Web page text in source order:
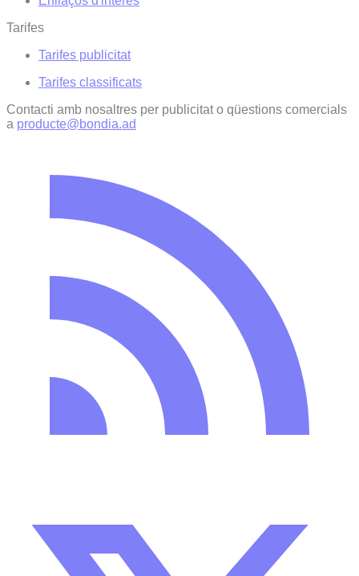
Tarifes
Tarifes publicitat
Tarifes classificats
Contacti amb nosaltres per publicitat o qüestions comercials
a producte@bondia.ad